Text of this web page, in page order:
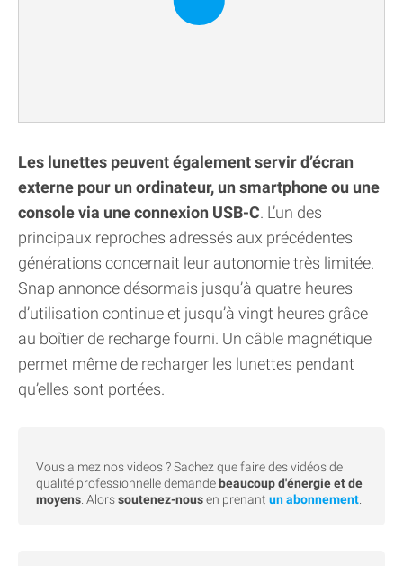
Les lunettes peuvent également servir d’écran
externe pour un ordinateur, un smartphone ou une
console via une connexion USB-C. L’un des
principaux reproches adressés aux précédentes
générations concernait leur autonomie très limitée.
Snap annonce désormais jusqu’à quatre heures
d’utilisation continue et jusqu’à vingt heures grâce
au boîtier de recharge fourni. Un câble magnétique
permet même de recharger les lunettes pendant
qu’elles sont portées.
Vous aimez nos videos ? Sachez que faire des vidéos de
qualité professionnelle demande beaucoup d'énergie et de
moyens . Alorssoutenez-nousen prenant un abonnement